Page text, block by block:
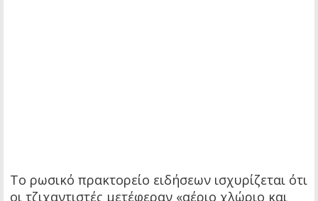
Το ρωσικό πρακτορείο ειδήσεων ισχυρίζεται ότι
οι τζιχαντιστές μετέφεραν «αέριο χλώριο και